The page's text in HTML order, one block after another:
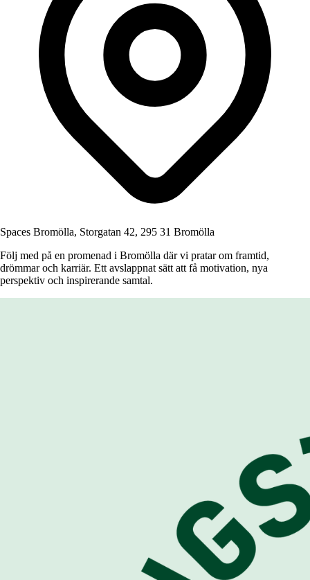
Spaces Bromölla, Storgatan 42, 295 31 Bromölla
Följ med på en promenad i Bromölla där vi pratar om framtid,
drömmar och karriär. Ett avslappnat sätt att få motivation, nya
perspektiv och inspirerande samtal.